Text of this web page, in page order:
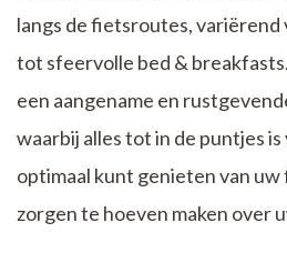
langs de fietsroutes, variërend
tot sfeervolle bed &
een aangename en
waarbij alles tot in de puntjes
optimaal kunt genieten van
zorgen te hoeven maken over